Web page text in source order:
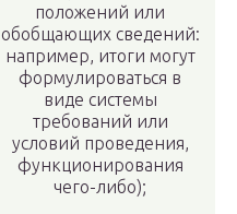
положений или
обобщающих сведений:
например, итоги могут
формулироваться в
виде системы
требований или
условий проведения,
функционирования
чего-либо);